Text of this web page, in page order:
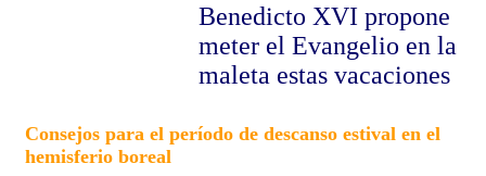
Benedicto XVI propone
meter el Evangelio en la
maleta estas vacaciones
Consejos para el período de descanso estival en el
hemisferio boreal